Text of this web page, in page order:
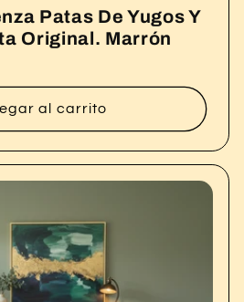
Patas De Yugos Y
Original. Marrón
al carrito